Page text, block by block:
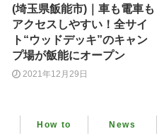
(埼玉県飯能市)｜車も電車も
アクセスしやすい！全サイ
ト“ウッドデッキ”のキャン
プ場が飯能にオープン
2021年12月29日
How to News